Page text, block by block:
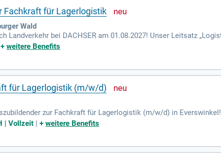
für Lagerlogistik
Wald
Landverkehr bei DACHSER am 01.08.2027! Unser Leitsatz
zu unserem Erfolg sind. Gemeinsam mit 37.000 Kollegen
und transportieren. Außerdem lernst du, wie man Güter
Bewirb dich jetzt und gestalte deine Zukunft bei DACHSER!
+weitere Benefits
für Lagerlogistik (m/w/d)
zur Fachkraft für Lagerlogistik (m/w/d) in
Du übernimmst Aufgaben wie die Warenannahme,
kümmerst Du Dich um die Zusammenstellung und Planung von
während Du die wirtschaftlichen und ökologischen
mit wertvollen Kenntnissen in der Qualitätssicherung!
| Vollzeit |+weitere Benefits